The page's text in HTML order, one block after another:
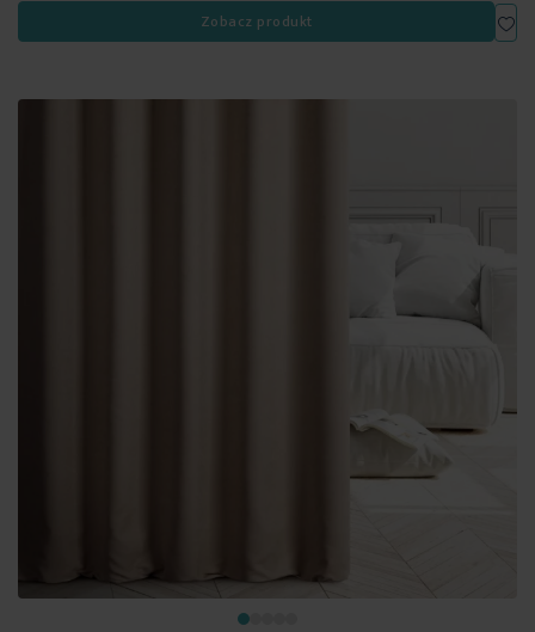
Zobacz produkt